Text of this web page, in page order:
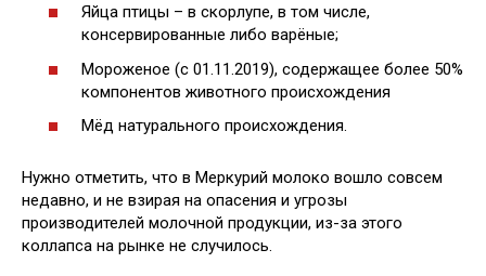
Яйца птицы – в скорлупе, в том числе,
консервированные либо варёные;
Мороженое (с 01.11.2019), содержащее более 50%
компонентов животного происхождения
Мёд натурального происхождения.
Нужно отметить, что в Меркурий молоко вошло совсем
недавно, и не взирая на опасения и угрозы
производителей молочной продукции, из-за этого
коллапса на рынке не случилось.